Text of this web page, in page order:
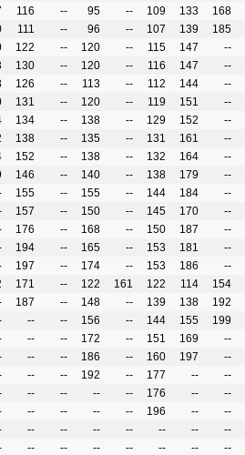
116 -- 95 -- 109 133
168
111 -- 96 -- 107 139
185
122 -- 120 -- 115 147
--
130 -- 120 -- 116 147
--
126 -- 113 -- 112 144
--
131 -- 120 -- 119 151
--
134 -- 138 -- 129 152
--
138 -- 135 -- 131 161
--
152 -- 138 -- 132 164
--
146 -- 140 -- 138 179
--
155 -- 155 -- 144 184
--
157 -- 150 -- 145 170
--
176 -- 168 -- 150 187
--
194 -- 165 -- 153 181
--
197 -- 174 -- 153 186
--
171 -- 122 161 122 114
154
187 -- 148 -- 139 138
192
-- -- 156 -- 144 155
199
-- -- 172 -- 151 169
--
-- -- 186 -- 160 197
--
-- -- 192 -- 177 --
--
-- -- -- -- 176 --
--
-- -- -- -- 196 --
--
-- -- -- -- -- --
--
-- -- -- -- -- --
--